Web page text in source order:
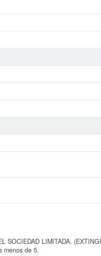
SOCIEDAD LIMITADA.
menos de 5.